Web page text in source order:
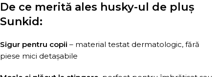
De ce merită ales husky-ul de pluș
Sunkid:
Sigur pentru copii – material testat dermatologic, fără
piese mici detașabile